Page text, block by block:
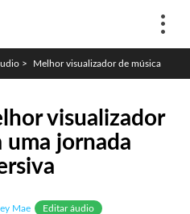
> Melhor visualizador de música
visualizador
uma jornada
Mae Editar áudio